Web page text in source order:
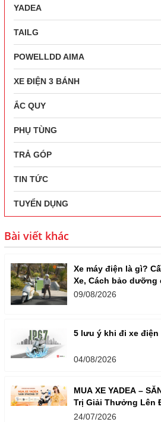
YADEA
TAILG
POWELLDD AIMA
XE ĐIỆN 3 BÁNH
ẮC QUY
PHỤ TÙNG
TRẢ GÓP
TIN TỨC
TUYỂN DỤNG
Bài viết khác
Xe máy điện là gì?
Xe, Cách bảo dưỡng
09/08/2026
5 lưu ý khi đi xe
04/08/2026
MUA XE YADEA –
Trị Giải Thưởng Lên
24/07/2026